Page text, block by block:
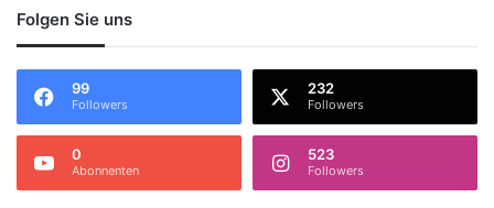
Folgen Sie uns
99
Followers
232
Followers
0
Abonnenten
523
Followers